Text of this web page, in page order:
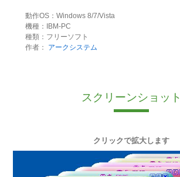
動作OS：Windows 8/7/Vista
機種：IBM-PC
種類：フリーソフト
作者：
アークシステム
スクリーンショット
クリックで拡大します